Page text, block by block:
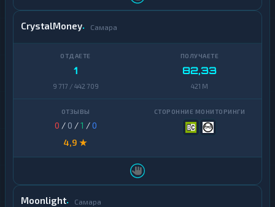
CrystalMoney Самара
1
9 717 / 442 709
82,33
421 M
0 / 0 /1 /0
4,9 ★
Moonlight Самара